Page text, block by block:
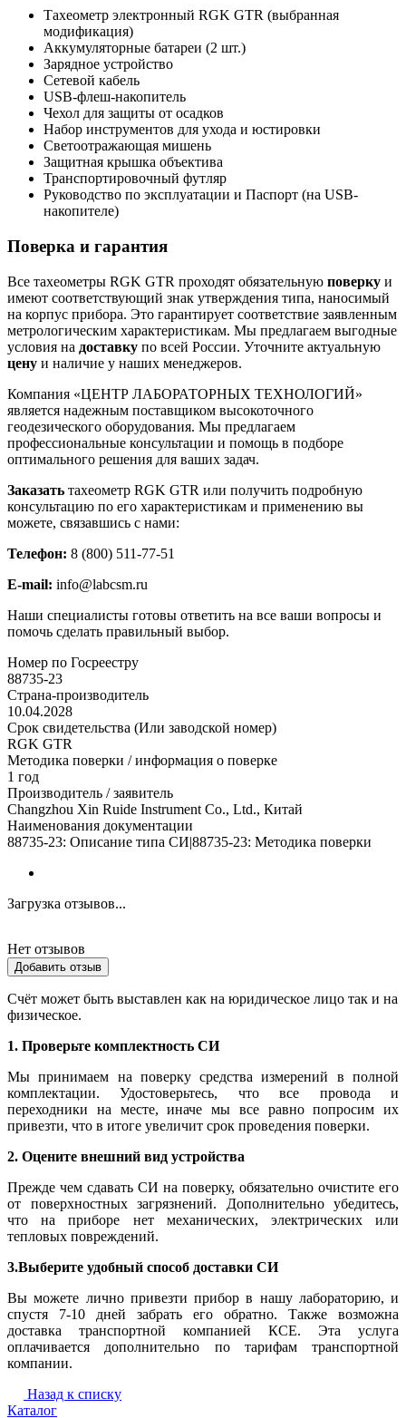
Тахеометр электронный RGK GTR (выбранная
модификация)
Аккумуляторные батареи (2 шт.)
Зарядное устройство
Сетевой кабель
USB-флеш-накопитель
Чехол для защиты от осадков
Набор инструментов для ухода и юстировки
Светоотражающая мишень
Защитная крышка объектива
Транспортировочный футляр
Руководство по эксплуатации и Паспорт (на USB-
накопителе)
Поверка и гарантия
Все тахеометры RGK GTR проходят обязательную поверку и
имеют соответствующий знак утверждения типа, наносимый
на корпус прибора. Это гарантирует соответствие заявленным
метрологическим характеристикам. Мы предлагаем выгодные
условия на доставку по всей России. Уточните актуальную
цену и наличие у наших менеджеров.
Компания «ЦЕНТР ЛАБОРАТОРНЫХ ТЕХНОЛОГИЙ»
является надежным поставщиком высокоточного
геодезического оборудования. Мы предлагаем
профессиональные консультации и помощь в подборе
оптимального решения для ваших задач.
Заказать тахеометр RGK GTR или получить подробную
консультацию по его характеристикам и применению вы
можете, связавшись с нами:
Телефон: 8 (800) 511-77-51
E-mail: info@labcsm.ru
Наши специалисты готовы ответить на все ваши вопросы и
помочь сделать правильный выбор.
Номер по Госреестру
88735-23
Страна-производитель
10.04.2028
Срок свидетельства (Или заводской номер)
RGK GTR
Методика поверки / информация о поверке
1 год
Производитель / заявитель
Changzhou Xin Ruide Instrument Co., Ltd., Китай
Наименования документации
88735-23: Описание типа СИ|88735-23: Методика поверки
Загрузка отзывов...
Нет отзывов
Добавить отзыв
Счёт может быть выставлен как на юридическое лицо так и на
физическое.
1. Проверьте комплектность СИ
Мы принимаем на поверку средства измерений в полной
комплектации. Удостоверьтесь, что все провода и
переходники на месте, иначе мы все равно попросим их
привезти, что в итоге увеличит срок проведения поверки.
2. Оцените внешний вид устройства
Прежде чем сдавать СИ на поверку, обязательно очистите его
от поверхностных загрязнений. Дополнительно убедитесь,
что на приборе нет механических, электрических или
тепловых повреждений.
3.Выберите удобный способ доставки СИ
Вы можете лично привезти прибор в нашу лабораторию, и
спустя 7-10 дней забрать его обратно. Также возможна
доставка транспортной компанией КСЕ. Эта услуга
оплачивается дополнительно по тарифам транспортной
компании.
Назад к списку
Каталог